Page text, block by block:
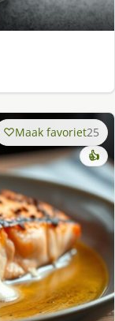
Maak favoriet25
👍